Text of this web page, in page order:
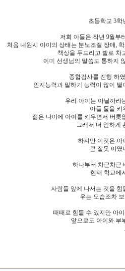
초등학교 3학
저희 아들은 작년 9월부
처음 내원시 아이의 상태는 분노조절 장애,
책상을 두드리고 발로 차
이미 선생님의 말씀도 통하지
종합검사를 진행 하
인지능력과 말하기 능력이 많이
우리 아이는 아닐까라
아들 둘을 키
젊은 나이에 아이를 키우면서 버릇
그래서 더 엄하게
하지만 이것은 아
큰 잘못 이였
하나부터 차근차근
현재 학교에
사람들 앞에 나서는 것을
우는 모습조차
때때로 힘들 수 있지만 아
앞으로도 아이와 부